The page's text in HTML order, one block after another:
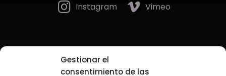
Gestionar el
consentimiento de las
Instagram Vimeo